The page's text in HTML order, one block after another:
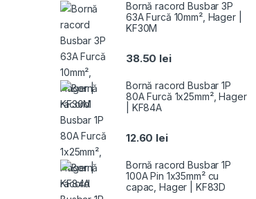
Bornă racord Busbar 3P
63A Furcă 10mm², Hager |
KF30M
38.50 lei
Bornă racord Busbar 1P
80A Furcă 1x25mm², Hager
| KF84A
12.60 lei
Bornă racord Busbar 1P
100A Pin 1x35mm² cu
capac, Hager | KF83D